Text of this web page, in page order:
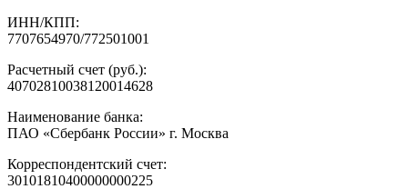
ИНН/КПП:
7707654970/772501001
Расчетный счет (руб.):
40702810038120014628
Наименование банка:
ПАО «Сбербанк России» г. Москва
Корреспондентский счет:
30101810400000000225